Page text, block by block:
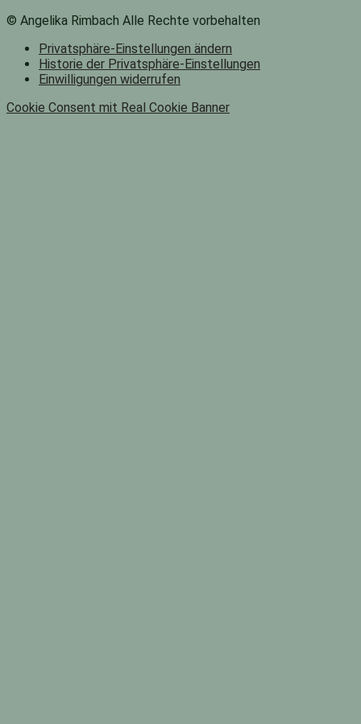
© Angelika Rimbach Alle Rechte vorbehalten
Privatsphäre-Einstellungen ändern
Historie der Privatsphäre-Einstellungen
Einwilligungen widerrufen
Cookie Consent mit Real Cookie Banner